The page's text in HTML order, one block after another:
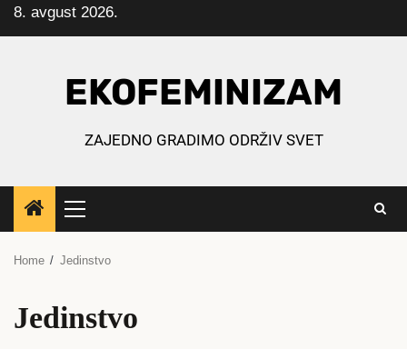
Skip
to
8. avgust 2026.
EKOFEMINIZAM
ZAJEDNO GRADIMO ODRŽIV SVET
Primary
Menu
Home Jedinstvo
Jedinstvo